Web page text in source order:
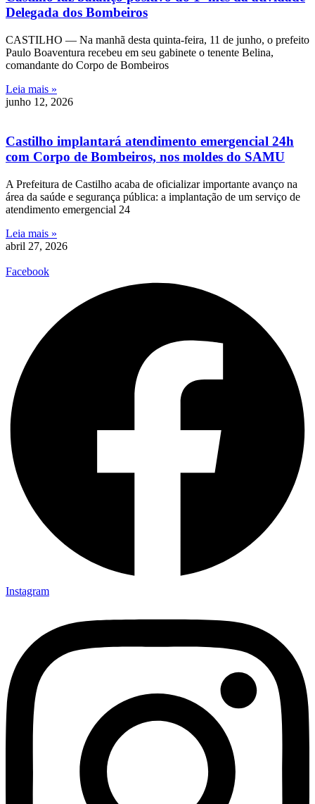
Delegada dos Bombeiros
CASTILHO — Na manhã desta quinta-feira, 11 de junho, o prefeito
Paulo Boaventura recebeu em seu gabinete o tenente Belina,
comandante do Corpo de Bombeiros
Leia mais »
junho 12, 2026
Castilho implantará atendimento emergencial 24h
com Corpo de Bombeiros, nos moldes do SAMU
A Prefeitura de Castilho acaba de oficializar importante avanço na
área da saúde e segurança pública: a implantação de um serviço de
atendimento emergencial 24
Leia mais »
abril 27, 2026
Facebook
Instagram